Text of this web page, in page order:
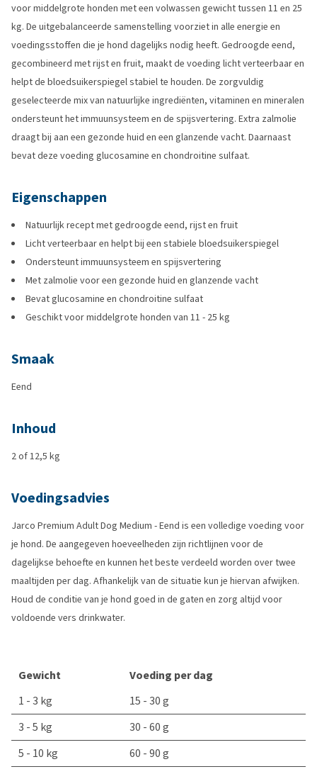
voor middelgrote honden met een volwassen gewicht tussen 11 en 25
kg. De uitgebalanceerde samenstelling voorziet in alle energie en
voedingsstoffen die je hond dagelijks nodig heeft. Gedroogde eend,
gecombineerd met rijst en fruit, maakt de voeding licht verteerbaar en
helpt de bloedsuikerspiegel stabiel te houden. De zorgvuldig
geselecteerde mix van natuurlijke ingrediënten, vitaminen en mineralen
ondersteunt het immuunsysteem en de spijsvertering. Extra zalmolie
draagt bij aan een gezonde huid en een glanzende vacht. Daarnaast
bevat deze voeding glucosamine en chondroitine sulfaat.
Eigenschappen
Natuurlijk recept met gedroogde eend, rijst en fruit
Licht verteerbaar en helpt bij een stabiele bloedsuikerspiegel
Ondersteunt immuunsysteem en spijsvertering
Met zalmolie voor een gezonde huid en glanzende vacht
Bevat glucosamine en chondroitine sulfaat
Geschikt voor middelgrote honden van 11 - 25 kg
Smaak
Eend
Inhoud
2 of 12,5 kg
Voedingsadvies
Jarco Premium Adult Dog Medium - Eend is een volledige voeding voor
je hond. De aangegeven hoeveelheden zijn richtlijnen voor de
dagelijkse behoefte en kunnen het beste verdeeld worden over twee
maaltijden per dag. Afhankelijk van de situatie kun je hiervan afwijken.
Houd de conditie van je hond goed in de gaten en zorg altijd voor
voldoende vers drinkwater.
Gewicht
Voeding per dag
1 - 3 kg
15 - 30 g
3 - 5 kg
30 - 60 g
5 - 10 kg
60 - 90 g